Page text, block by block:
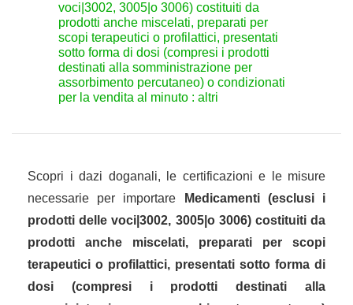
voci|3002, 3005|o 3006) costituiti da
prodotti anche miscelati, preparati per
scopi terapeutici o profilattici, presentati
sotto forma di dosi (compresi i prodotti
destinati alla somministrazione per
assorbimento percutaneo) o condizionati
per la vendita al minuto : altri
Scopri i dazi doganali, le certificazioni e le misure
necessarie per importare
Medicamenti (esclusi i
prodotti delle voci|3002, 3005|o 3006) costituiti da
prodotti anche miscelati, preparati per scopi
terapeutici o profilattici, presentati sotto forma di
dosi (compresi i prodotti destinati alla